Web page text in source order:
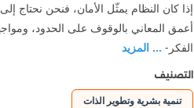
اشترك الآن
إذا كان النظام يمثّل الأمان، فنحن نحتاج
أعمق المعاني بالوقوف على الحدود،
الفكر- ... المزيد
التصنيف
تنمية بشرية وتطوير الذات